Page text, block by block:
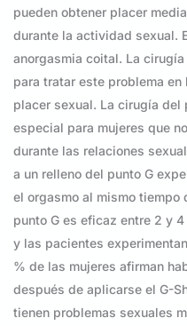
pueden obtener placer
durante la actividad sexual.
anorgasmia coital. La
para tratar este problema
placer sexual. La cirugía del
especial para mujeres que
durante las relaciones
a un relleno del punto G
el orgasmo al mismo tiempo
punto G es eficaz entre 2 y
y las pacientes
% de las mujeres afirman
después de aplicarse el G-
tienen problemas sexuales